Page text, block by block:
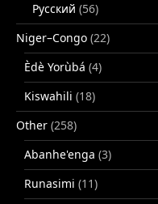
Русский (56)
Niger–Congo (22)
Èdè Yorùbá (4)
Kiswahili (18)
Other (258)
Abanhe'enga (3)
Runasimi (11)